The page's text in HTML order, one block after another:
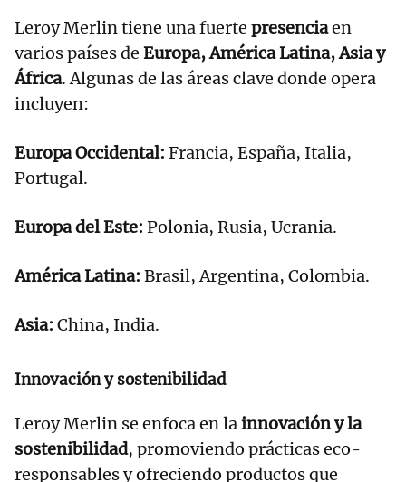
Leroy Merlin tiene una fuerte presenciaen
varios países de Europa, América Latina, Asia y
África. Algunas de las áreas clave donde opera
incluyen:
Europa Occidental: Francia, España, Italia,
Portugal.
Europa del Este: Polonia, Rusia, Ucrania.
América Latina: Brasil, Argentina, Colombia.
Asia: China, India.
Innovación y sostenibilidad
Leroy Merlin se enfoca en lainnovación y la
sostenibilidad, promoviendo prácticas eco-
responsables y ofreciendo productos que